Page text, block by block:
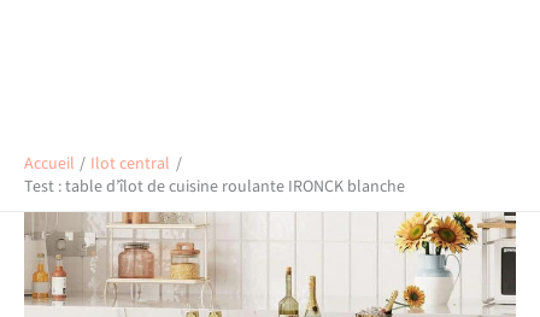
Accueil
Ilot central
Test : table d’îlot de cuisine roulante IRONCK blanche